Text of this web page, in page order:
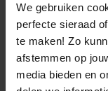
We gebruiken
perfecte sieraad
te maken! Zo
afstemmen op
media bieden en